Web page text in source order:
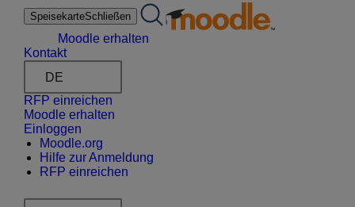
Zum
Inhalt SpeisekarteSchließen
Moodle erhalten
Kontakt
DE
RFP einreichen
Moodle erhalten
Einloggen
Moodle.org
Hilfe zur Anmeldung
RFP einreichen